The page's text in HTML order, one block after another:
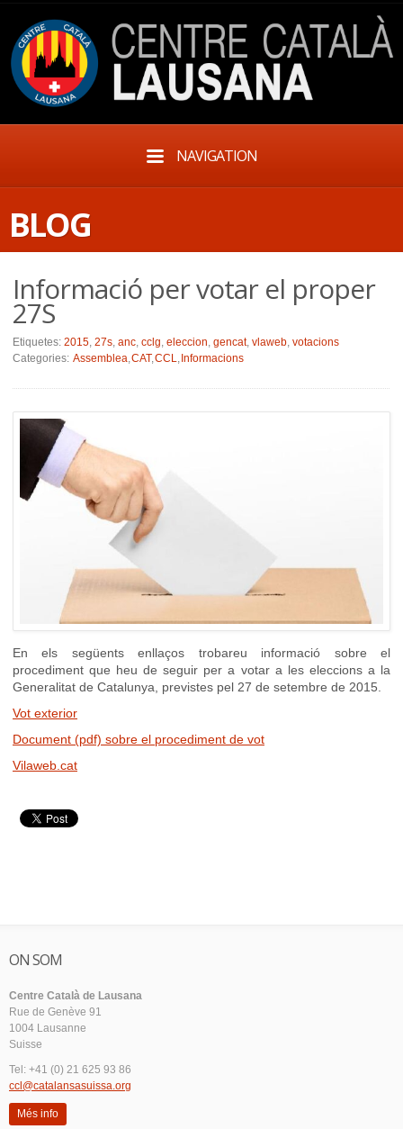
NAVIGATION
BLOG
Informació per votar el proper
27S
Etiquetes: 2015, 27s, anc, cclg, eleccion, gencat, vlaweb, votacions
Categories: Assemblea,CAT,CCL, Informacions
En els següents enllaços trobareu informació sobre el
procediment que heu de seguir per a votar a les eleccions a la
Generalitat de Catalunya, previstes pel 27 de setembre de 2015.
Vot exterior
Document (pdf) sobre el procediment de vot
Vilaweb.cat
ON SOM
Centre Català de Lausana
Rue de Genève 91
1004 Lausanne
Suisse
Tel: +41 (0) 21 625 93 86
ccl@catalansasuissa.org
Més info